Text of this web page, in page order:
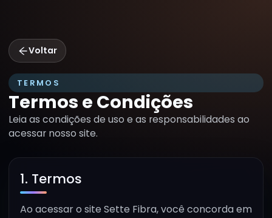
Voltar
TERMOS
Termos e Condições
Leia as condições de uso e as responsabilidades ao
acessar nosso site.
1. Termos
Ao acessar o site Sette Fibra, você concorda em